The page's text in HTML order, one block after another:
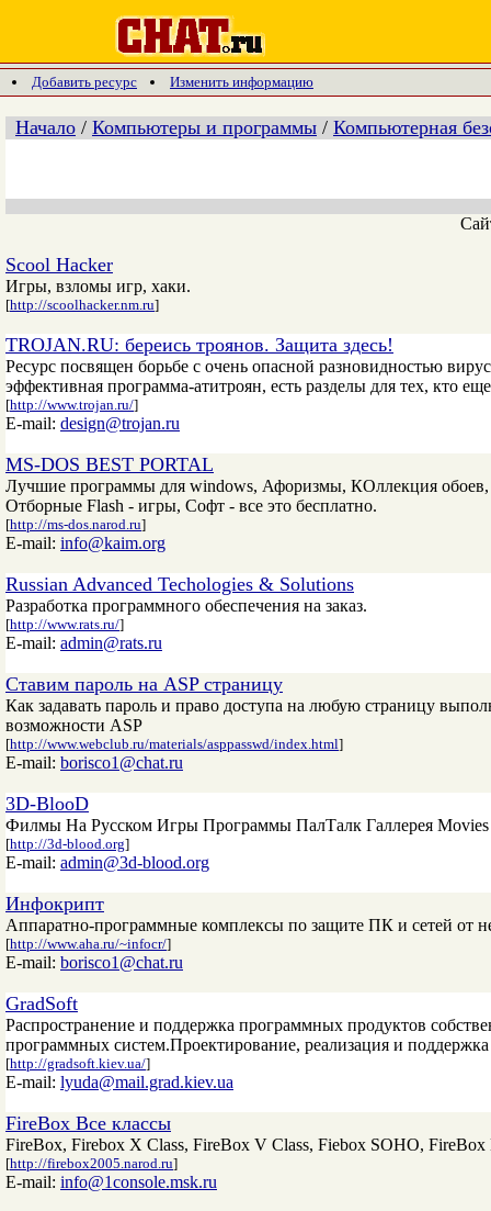
Добавить ресурс Изменить информацию
Начало / Компьютеры и программы / Компьютерная
Scool Hacker
Игры, взломы игр, хаки.
[http://scoolhacker.nm.ru]
TROJAN.RU: береись троянов. Защита здесь!
Ресурс посвящен борьбе с очень опасной разновидностью
эффективная программа-атитроян, есть разделы для тех, кто еще
[http://www.trojan.ru/]
E-mail: design@trojan.ru
MS-DOS BEST PORTAL
Лучшие программы для windows, Афоризмы, КОллекция
Отборные Flash - игры, Софт - все это бесплатно.
[http://ms-dos.narod.ru]
E-mail: info@kaim.org
Russian Advanced Techologies & Solutions
Разработка программного обеспечения на заказ.
[http://www.rats.ru/]
E-mail: admin@rats.ru
Ставим пароль на ASP страницу
Как задавать пароль и право доступа на любую страницу
возможности ASP
[http://www.webclub.ru/materials/asppasswd/index.html]
E-mail: borisco1@chat.ru
3D-BlooD
Филмы На Русском Игры Программы ПалТалк Галлерея Movies
[http://3d-blood.org]
E-mail: admin@3d-blood.org
Инфокрипт
Аппаратно-программные комплексы по защите ПК и сетей от
[http://www.aha.ru/~infocr/]
E-mail: borisco1@chat.ru
GradSoft
Распространение и поддержка программных продуктов
программных систем.Проектирование, реализация и
[http://gradsoft.kiev.ua/]
E-mail: lyuda@mail.grad.kiev.ua
FireBox Все классы
FireBox, Firebox X Class, FireBox V Class, Fiebox SOHO,
[http://firebox2005.narod.ru]
E-mail: info@1console.msk.ru